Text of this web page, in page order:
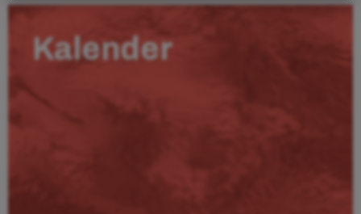
Kalender